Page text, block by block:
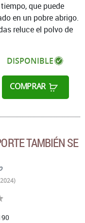
DISPONIBLE
COMPRAR
que puede
en un pobre abrigo.
reluce el polvo de
TAMBIÉN SE